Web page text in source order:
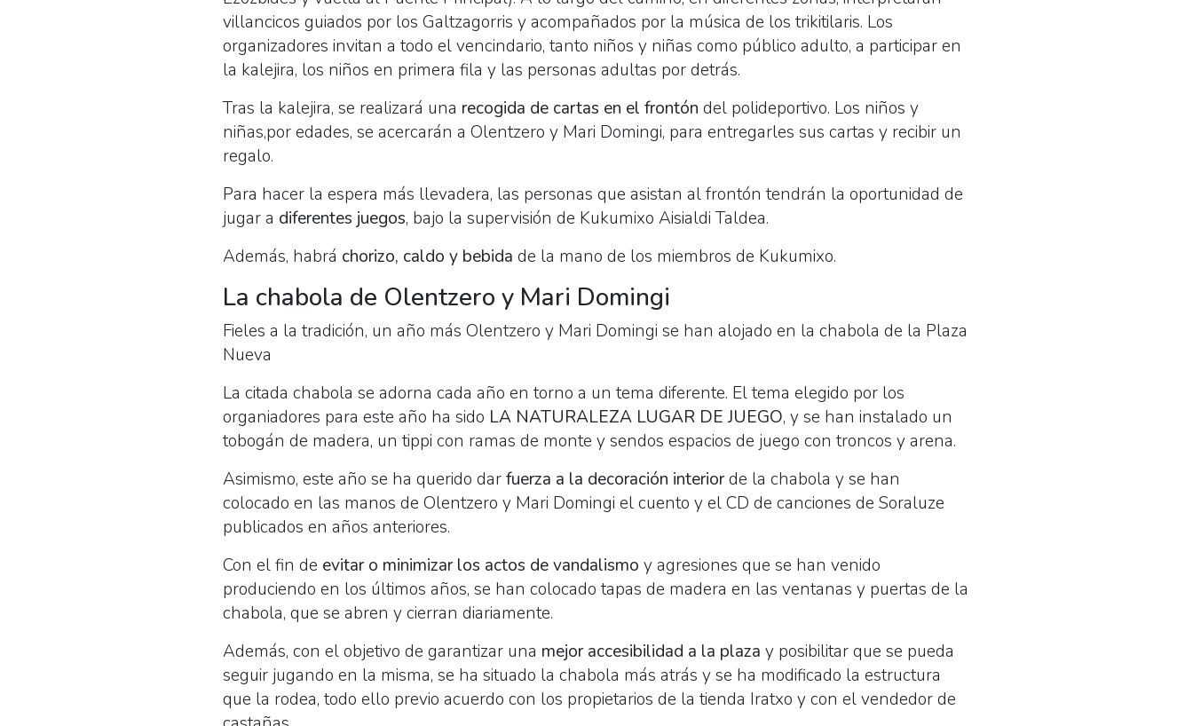
villancicos guiados por los Galtzagorris y acompañados por la música de los trikitilaris. Los
organizadores invitan a todo el vencindario, tanto niños y niñas como público adulto, a participar en
la kalejira, los niños en primera fila y las personas adultas por detrás.
Tras la kalejira, se realizará una recogida de cartas en el frontón del polideportivo. Los niños y
niñas,por edades, se acercarán a Olentzero y Mari Domingi, para entregarles sus cartas y recibir un
regalo.
Para hacer la espera más llevadera, las personas que asistan al frontón tendrán la oportunidad de
jugar a diferentes juegos, bajo la supervisión de Kukumixo Aisialdi Taldea.
Además, habrá chorizo, caldo y bebida de la mano de los miembros de Kukumixo.
La chabola de Olentzero y Mari Domingi
Fieles a la tradición, un año más Olentzero y Mari Domingi se han alojado en la chabola de la Plaza
Nueva
La citada chabola se adorna cada año en torno a un tema diferente. El tema elegido por los
organiadores para este año ha sido LA NATURALEZA LUGAR DE JUEGO, y se han instalado un
tobogán de madera, un tippi con ramas de monte y sendos espacios de juego con troncos y arena.
Asimismo, este año se ha querido darfuerza a la decoración interiorde la chabola y se han
colocado en las manos de Olentzero y Mari Domingi el cuento y el CD de canciones de Soraluze
publicados en años anteriores.
Con el fin de evitar o minimizar los actos de vandalismo y agresiones que se han venido
produciendo en los últimos años, se han colocado tapas de madera en las ventanas y puertas de la
chabola, que se abren y cierran diariamente.
Además, con el objetivo de garantizar una mejor accesibilidad a la plaza y posibilitar que se pueda
seguir jugando en la misma, se ha situado la chabola más atrás y se ha modificado la estructura
que la rodea, todo ello previo acuerdo con los propietarios de la tienda Iratxo y con el vendedor de